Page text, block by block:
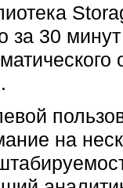
за 30
на